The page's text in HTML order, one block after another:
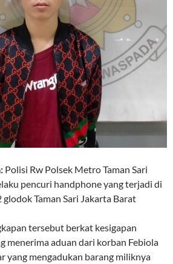
Polisi Rw Polsek Metro Taman Sari
pencuri handphone yang terjadi di
Taman Sari Jakarta Barat
tersebut berkat kesigapan
menerima aduan dari korban Febiola
yang mengadukan barang miliknya